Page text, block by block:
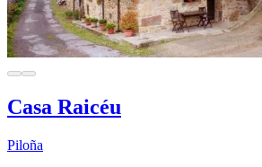
Casa Raicéu
Piloña